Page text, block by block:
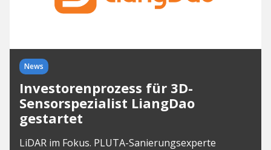
News
Investorenprozess für 3D-
Sensorspezialist LiangDao
gestartet
LiDAR im Fokus. PLUTA-Sanierungsexperte